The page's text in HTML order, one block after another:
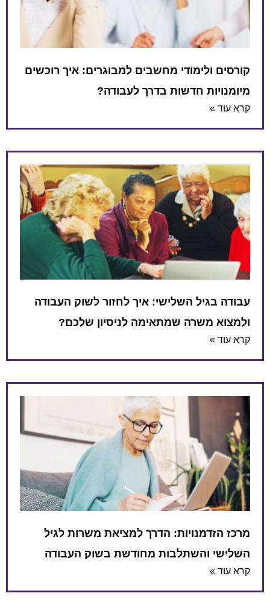
קורסים ולימודי מחשבים למבוגרים: איך רוכשים
מיומנויות חדשות בדרך לעבודה?
קרא עוד »
עבודה בגיל השלישי: איך לחזור לשוק העבודה
ולמצוא משרה שמתאימה לניסיון שלכם?
קרא עוד »
מרכז הזדמנויות: הדרך למציאת משרות לגיל
השלישי והשתלבות מחודשת בשוק העבודה
קרא עוד »